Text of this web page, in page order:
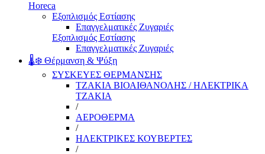
Horeca
Εξοπλισμός Εστίασης
Επαγγελματικές Ζυγαριές
Εξοπλισμός Εστίασης
Επαγγελματικές Ζυγαριές
🌡️❄️ Θέρμανση & Ψύξη
ΣΥΣΚΕΥΕΣ ΘΕΡΜΑΝΣΗΣ
ΤΖΑΚΙΑ ΒΙΟΑΙΘΑΝΟΛΗΣ / ΗΛΕΚΤΡΙΚΑ
ΤΖΑΚΙΑ
/
ΑΕΡΟΘΕΡΜΑ
/
ΗΛΕΚΤΡΙΚΕΣ ΚΟΥΒΕΡΤΕΣ
/